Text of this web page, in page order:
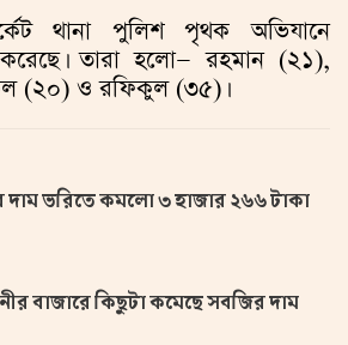
থানা পুলিশ পৃথক অভিযানে
করেছে। তারা হলো— রহমান (২১),
(২০) ও রফিকুল (৩৫)।
দাম ভরিতে কমলো ৩ হাজার ২৬৬ টাকা
বাজারে কিছুটা কমেছে সবজির দাম